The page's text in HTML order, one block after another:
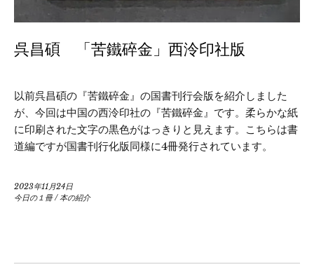
呉昌碩 「苦鐵碎金」西泠印社版
以前呉昌碩の『苦鐵碎金』の国書刊行会版を紹介しました
が、今回は中国の西泠印社の『苦鐵碎金』です。柔らかな紙
に印刷された文字の黒色がはっきりと見えます。こちらは書
道編ですが国書刊行化版同様に4冊発行されています。
2023年11月24日
今日の１冊/本の紹介